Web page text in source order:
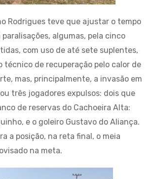
Rodrigues teve que ajustar o tempo
paralisações, algumas, pela cinco
com uso de até sete suplentes,
técnico de recuperação pelo calor de
mas, principalmente, a invasão em
três jogadores expulsos: dois que
de reservas do Cachoeira Alta:
e o goleiro Gustavo do Aliança.
a posição, na reta final, o meia
na meta.